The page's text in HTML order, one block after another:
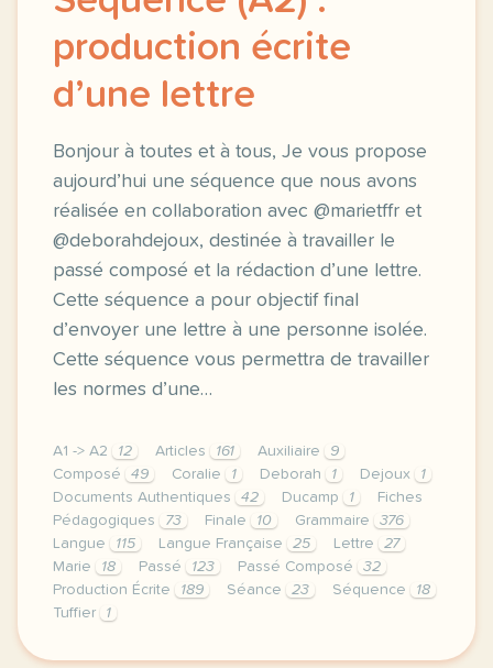
production écrite
d’une lettre
Bonjour à toutes et à tous, Je vous propose
aujourd’hui une séquence que nous avons
réalisée en collaboration avec @marietffr et
@deborahdejoux, destinée à travailler le
passé composé et la rédaction d’une lettre.
Cette séquence a pour objectif final
d’envoyer une lettre à une personne isolée.
Cette séquence vous permettra de travailler
les normes d’une…
A1 -> A2 12 Articles 161 Auxiliaire
9
Composé
49 Coralie 1 Deborah 1 Dejoux
1
Documents Authentiques
42 Ducamp 1
Fiches
Pédagogiques
73 Finale 10 Grammaire
376
Langue
115 Langue Française 25 Lettre
27
Marie
18 Passé 123 Passé Composé
32
Production Écrite
189 Séance 23 Séquence
18
Tuffier
1
bonjour a toutes et a tous je vous propose